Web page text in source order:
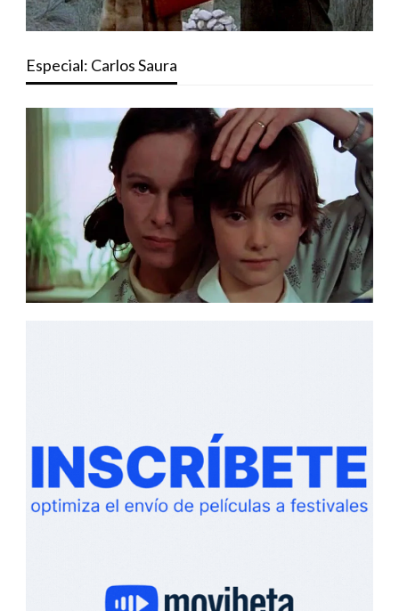
Especial: Carlos Saura